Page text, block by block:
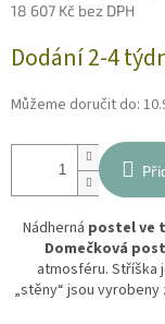
18 607 Kč bez DPH
cena:
Dodání 2-4
Můžeme doručit do:
Nádherná postel ve
Domečková
atmosféru. Stříška
„stěny“ jsou